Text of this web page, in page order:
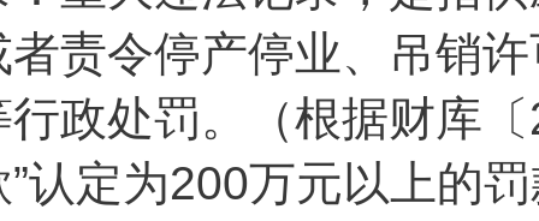
者责令停产停业、吊销
行政处罚。（根据财库
”认定为200万元以上的